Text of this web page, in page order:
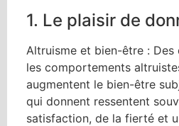
1. Le plaisir de
Altruisme et bien-être :
les comportements
augmentent le bien-être
qui donnent ressentent
satisfaction, de la fierté et